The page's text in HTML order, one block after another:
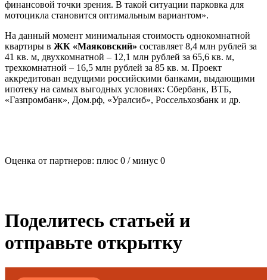
финансовой точки зрения. В такой ситуации парковка для
мотоцикла становится оптимальным вариантом».
На данный момент минимальная стоимость однокомнатной
квартиры в ЖК «Маяковский» составляет 8,4 млн рублей за
41 кв. м, двухкомнатной – 12,1 млн рублей за 65,6 кв. м,
трехкомнатной – 16,5 млн рублей за 85 кв. м. Проект
аккредитован ведущими российскими банками, выдающими
ипотеку на самых выгодных условиях: Сбербанк, ВТБ,
«Газпромбанк», Дом.рф, «Уралсиб», Россельхозбанк и др.
Оценка от партнеров: плюс 0 / минус 0
Поделитесь статьей и
отправьте открытку